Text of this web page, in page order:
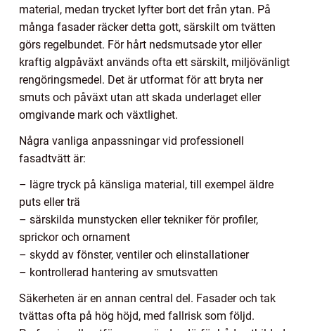
material, medan trycket lyfter bort det från ytan. På
många fasader räcker detta gott, särskilt om tvätten
görs regelbundet. För hårt nedsmutsade ytor eller
kraftig algpåväxt används ofta ett särskilt, miljövänligt
rengöringsmedel. Det är utformat för att bryta ner
smuts och påväxt utan att skada underlaget eller
omgivande mark och växtlighet.
Några vanliga anpassningar vid professionell
fasadtvätt är:
– lägre tryck på känsliga material, till exempel äldre
puts eller trä
– särskilda munstycken eller tekniker för profiler,
sprickor och ornament
– skydd av fönster, ventiler och elinstallationer
– kontrollerad hantering av smutsvatten
Säkerheten är en annan central del. Fasader och tak
tvättas ofta på hög höjd, med fallrisk som följd.